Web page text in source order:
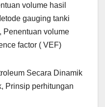
volume hasil
gauging tanki
Penentuan volume
factor ( VEF)
Secara Dinamik
Prinsip perhitungan